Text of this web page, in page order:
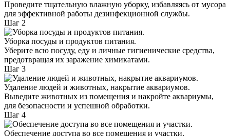
Проведите тщательную влажную уборку, избавляясь от мусора
для эффективной работы дезинфекционной службы.
Шаг 2
Уборка посуды и продуктов питания.
Уберите всю посуду, еду и личные гигиенические средства,
предотвращая их заражение химикатами.
Шаг 3
Удаление людей и животных, накрытие аквариумов.
Выведите животных из помещения и накройте аквариумы,
для безопасности и успешной обработки.
Шаг 4
Обеспечение доступа во все помещения и участки.